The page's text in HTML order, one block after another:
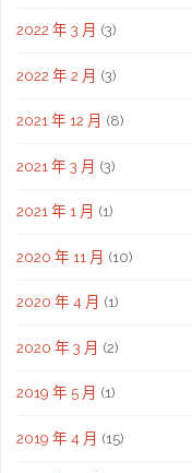
2022 年 3 月 (3)
2022 年 2 月 (3)
2021 年 12 月 (8)
2021 年 3 月 (3)
2021 年 1 月 (1)
2020 年 11 月 (10)
2020 年 4 月 (1)
2020 年 3 月 (2)
2019 年 5 月 (1)
2019 年 4 月 (15)